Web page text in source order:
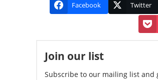
Facebook Twitter
Join our list
Subscribe to our mailing list